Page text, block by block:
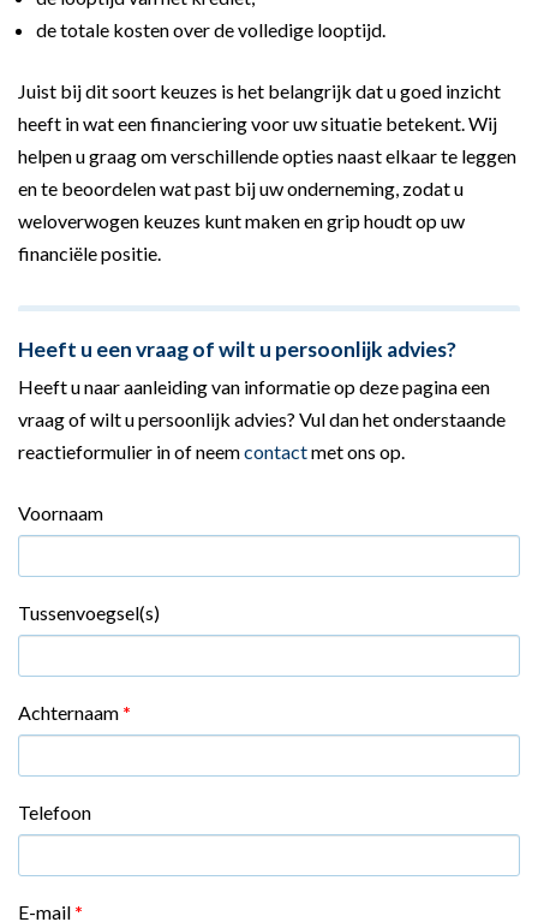
de totale kosten over de volledige looptijd.
Juist bij dit soort keuzes is het belangrijk dat u goed inzicht
heeft in wat een financiering voor uw situatie betekent. Wij
helpen u graag om verschillende opties naast elkaar te leggen
en te beoordelen wat past bij uw onderneming, zodat u
weloverwogen keuzes kunt maken en grip houdt op uw
financiële positie.
Heeft u een vraag of wilt u persoonlijk advies?
Heeft u naar aanleiding van informatie op deze pagina een
vraag of wilt u persoonlijk advies? Vul dan het onderstaande
reactieformulier in of neemcontactmet ons op.
Voornaam
Tussenvoegsel(s)
Achternaam *
Telefoon
E-mail *